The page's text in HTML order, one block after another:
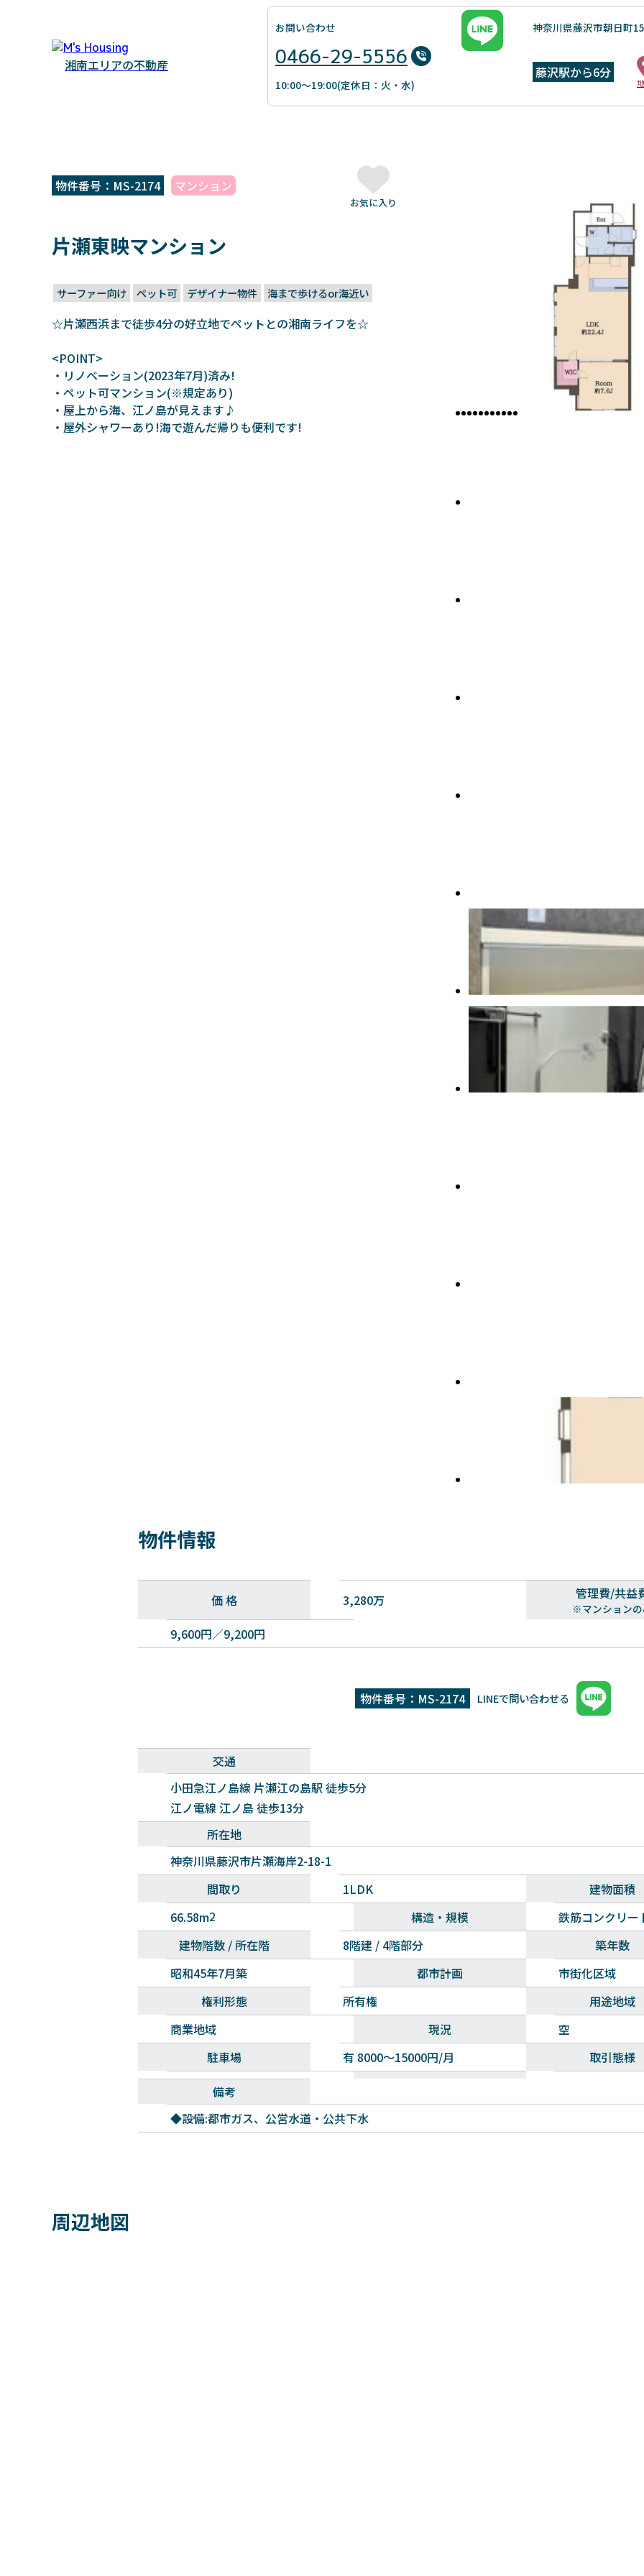
湘南エリアの不動産
お問い合わせ
0466-29-5556
10:00～19:00(定休日：火・水)
神奈川県藤沢市朝日町
藤沢駅から6分
物件番号：MS-2174 マンション
片瀬東映マンション
お気に入り
サーファー向け ペット可 デザイナー物件 海まで歩けるor海近い
☆片瀬西浜まで徒歩4分の好立地でペットとの湘南ライフを☆
<POINT>
・リノベーション(2023年7月)済み!
・ペット可マンション(※規定あり)
・屋上から海、江ノ島が見えます♪
・屋外シャワーあり!海で遊んだ帰りも便利です!
物件情報
価 格 3,280万 管理費/共益
※マンション
9,600円／9,200円
物件番号：MS-2174 LINEで問い合わせる
交通
小田急江ノ島線 片瀬江の島駅 徒歩5分
江ノ電線 江ノ島 徒歩13分
所在地
神奈川県藤沢市片瀬海岸2-18-1
間取り
1LDK
建物面積
66.58m2 構造・規模
鉄筋コンクリー
建物階数 / 所在階
8階建 / 4階部分
築年数
昭和45年7月築
都市計画
市街化区域
権利形態
所有権
用途地域
商業地域
現況
空
駐車場
有 8000～15000円/月
取引態様
備考
◆設備:都市ガス、公営水道・公共下水
周辺地図